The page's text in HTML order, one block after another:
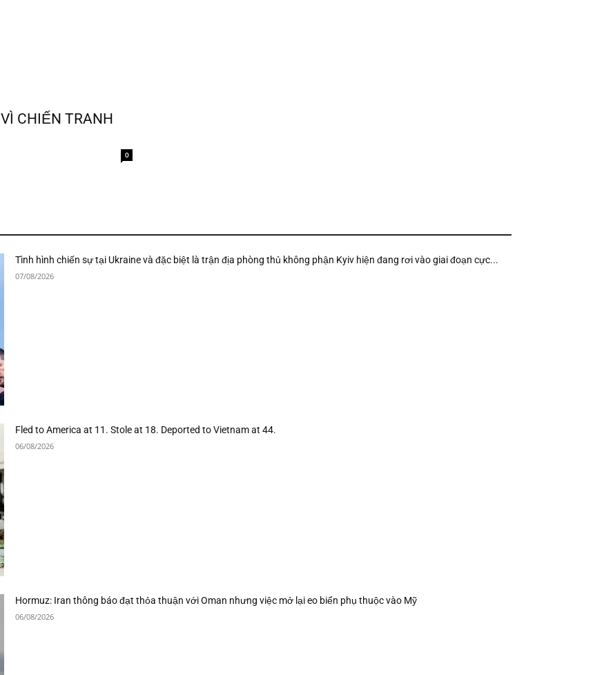
CHIẾN TRANH
0
Tình hình chiến sự tại Ukraine và đặc biệt là trận địa phòng thủ không phận Kyiv hiện đang rơi vào giai đoạn cực...
07/08/2026
Fled to America at 11. Stole at 18. Deported to Vietnam at 44.
06/08/2026
Hormuz: Iran thông báo đạt thỏa thuận với Oman nhưng việc mở lại eo biển phụ thuộc vào Mỹ
06/08/2026